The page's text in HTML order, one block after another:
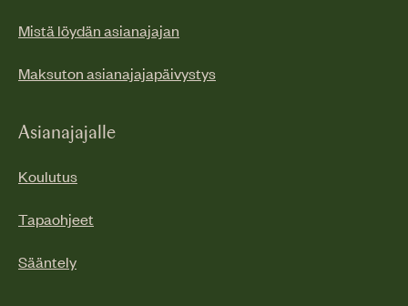
Mistä löydän asianajajan
Maksuton asianajajapäivystys
Asianajajalle
Koulutus
Tapaohjeet
Sääntely